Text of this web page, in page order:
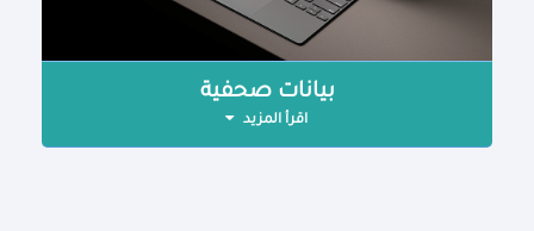
بيانات صحفية
اقرأ المزيد